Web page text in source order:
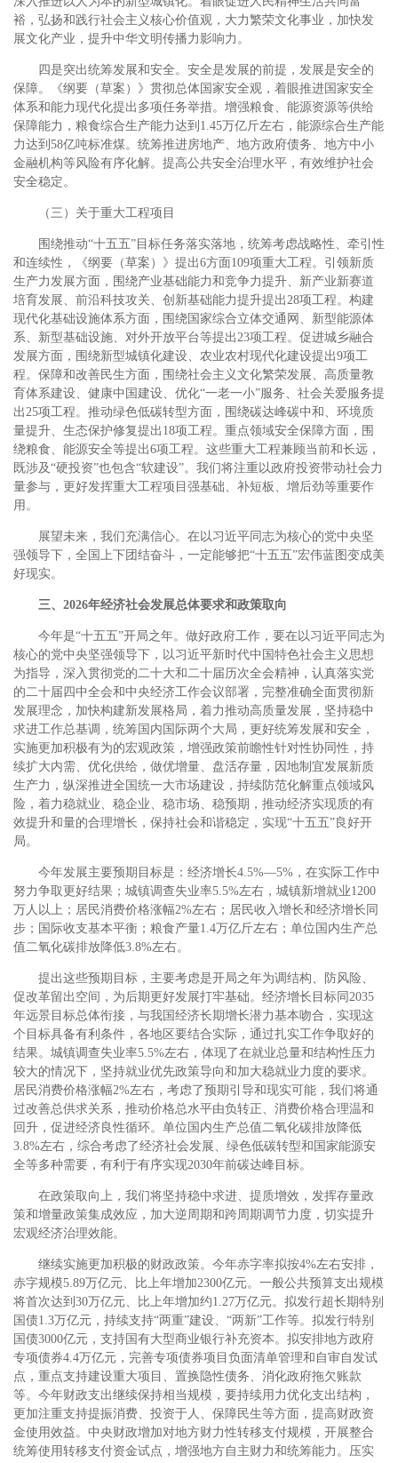
裕，弘扬和践行社会主义核心价值观，大力繁荣文化事业，加快发
展文化产业，提升中华文明传播力影响力。
四是突出统筹发展和安全。安全是发展的前提，发展是安全的
保障。《纲要（草案）》贯彻总体国家安全观，着眼推进国家安全
体系和能力现代化提出多项任务举措。增强粮食、能源资源等供给
保障能力，粮食综合生产能力达到1.45万亿斤左右，能源综合生产能
力达到58亿吨标准煤。统筹推进房地产、地方政府债务、地方中小
金融机构等风险有序化解。提高公共安全治理水平，有效维护社会
安全稳定。
（三）关于重大工程项目
围绕推动“十五五”目标任务落实落地，统筹考虑战略性、牵引性
和连续性，《纲要（草案）》提出6方面109项重大工程。引领新质
生产力发展方面，围绕产业基础能力和竞争力提升、新产业新赛道
培育发展、前沿科技攻关、创新基础能力提升提出28项工程。构建
现代化基础设施体系方面，围绕国家综合立体交通网、新型能源体
系、新型基础设施、对外开放平台等提出23项工程。促进城乡融合
发展方面，围绕新型城镇化建设、农业农村现代化建设提出9项工
程。保障和改善民生方面，围绕社会主义文化繁荣发展、高质量教
育体系建设、健康中国建设、优化“一老一小”服务、社会关爱服务提
出25项工程。推动绿色低碳转型方面，围绕碳达峰碳中和、环境质
量提升、生态保护修复提出18项工程。重点领域安全保障方面，围
绕粮食、能源安全等提出6项工程。这些重大工程兼顾当前和长远，
既涉及“硬投资”也包含“软建设”。我们将注重以政府投资带动社会力
量参与，更好发挥重大工程项目强基础、补短板、增后劲等重要作
用。
展望未来，我们充满信心。在以习近平同志为核心的党中央坚
强领导下，全国上下团结奋斗，一定能够把“十五五”宏伟蓝图变成美
好现实。
三、2026年经济社会发展总体要求和政策取向
今年是“十五五”开局之年。做好政府工作，要在以习近平同志为
核心的党中央坚强领导下，以习近平新时代中国特色社会主义思想
为指导，深入贯彻党的二十大和二十届历次全会精神，认真落实党
的二十届四中全会和中央经济工作会议部署，完整准确全面贯彻新
发展理念，加快构建新发展格局，着力推动高质量发展，坚持稳中
求进工作总基调，统筹国内国际两个大局，更好统筹发展和安全，
实施更加积极有为的宏观政策，增强政策前瞻性针对性协同性，持
续扩大内需、优化供给，做优增量、盘活存量，因地制宜发展新质
生产力，纵深推进全国统一大市场建设，持续防范化解重点领域风
险，着力稳就业、稳企业、稳市场、稳预期，推动经济实现质的有
效提升和量的合理增长，保持社会和谐稳定，实现“十五五”良好开
局。
今年发展主要预期目标是：经济增长4.5%—5%，在实际工作中
努力争取更好结果；城镇调查失业率5.5%左右，城镇新增就业1200
万人以上；居民消费价格涨幅2%左右；居民收入增长和经济增长同
步；国际收支基本平衡；粮食产量1.4万亿斤左右；单位国内生产总
值二氧化碳排放降低3.8%左右。
提出这些预期目标，主要考虑是开局之年为调结构、防风险、
促改革留出空间，为后期更好发展打牢基础。经济增长目标同2035
年远景目标总体衔接，与我国经济长期增长潜力基本吻合，实现这
个目标具备有利条件，各地区要结合实际，通过扎实工作争取好的
结果。城镇调查失业率5.5%左右，体现了在就业总量和结构性压力
较大的情况下，坚持就业优先政策导向和加大稳就业力度的要求。
居民消费价格涨幅2%左右，考虑了预期引导和现实可能，我们将通
过改善总供求关系，推动价格总水平由负转正、消费价格合理温和
回升，促进经济良性循环。单位国内生产总值二氧化碳排放降低
3.8%左右，综合考虑了经济社会发展、绿色低碳转型和国家能源安
全等多种需要，有利于有序实现2030年前碳达峰目标。
在政策取向上，我们将坚持稳中求进、提质增效，发挥存量政
策和增量政策集成效应，加大逆周期和跨周期调节力度，切实提升
宏观经济治理效能。
继续实施更加积极的财政政策。今年赤字率拟按4%左右安排，
赤字规模5.89万亿元、比上年增加2300亿元。一般公共预算支出规模
将首次达到30万亿元、比上年增加约1.27万亿元。拟发行超长期特别
国债1.3万亿元，持续支持“两重”建设、“两新”工作等。拟发行特别
国债3000亿元，支持国有大型商业银行补充资本。拟安排地方政府
专项债券4.4万亿元，完善专项债券项目负面清单管理和自审自发试
点，重点支持建设重大项目、置换隐性债务、消化政府拖欠账款
等。今年财政支出继续保持相当规模，要持续用力优化支出结构，
更加注重支持提振消费、投资于人、保障民生等方面，提高财政资
金使用效益。中央财政增加对地方财力性转移支付规模，开展整合
统筹使用转移支付资金试点，增强地方自主财力和统筹能力。压实